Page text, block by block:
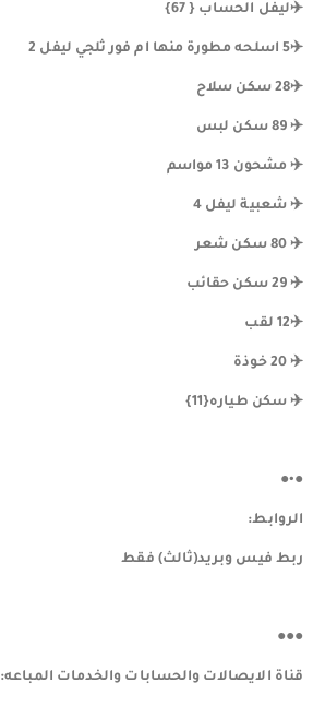
✈️ليفل الحساب { 67}
✈️5 اسلحه مطورة منها ام فور ثلجي ليفل 2
✈️28 سكن سلاح
✈️ 89 سكن لبس
✈️ مشحون 13 مواسم
✈️ شعبية ليفل 4
✈️ 80 سكن شعر
✈️ 29 سكن حقائب
✈️12 لقب
✈️ 20 خوذة
✈️ سكن طياره{11}
●•●
الروابط:
ربط فيس وبريد(ثالث) فقط
●●●
قناة الايصالات والحسابات والخدمات المباعه: